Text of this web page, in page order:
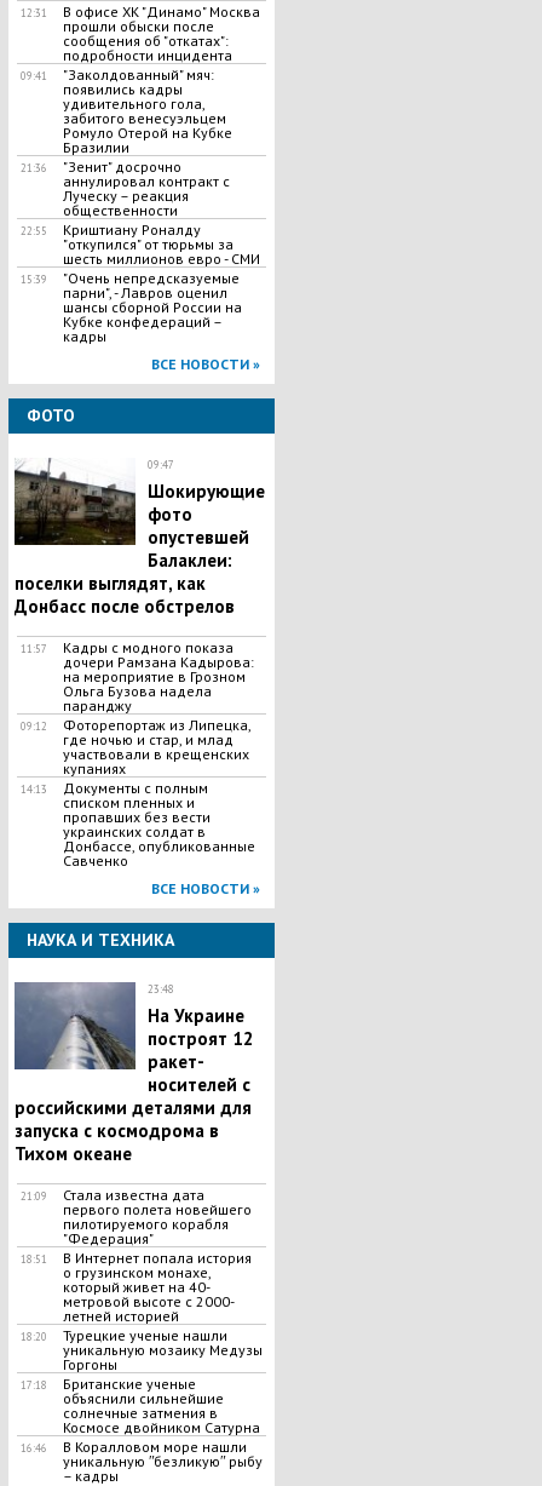
12:31
В офисе ХК "Динамо" Москва
прошли обыски после
сообщения об "откатах":
подробности инцидента
09:41
"Заколдованный" мяч:
появились кадры
удивительного гола,
забитого венесуэльцем
Ромуло Отерой на Кубке
Бразилии
21:36
"Зенит" досрочно
аннулировал контракт с
Луческу – реакция
общественности
22:55
Криштиану Роналду
"откупился" от тюрьмы за
шесть миллионов евро - СМИ
15:39
"Очень непредсказуемые
парни", - Лавров оценил
шансы сборной России на
Кубке конфедераций –
кадры
ВСЕ НОВОСТИ »
ФОТО
09:47
Шокирующие
фото
опустевшей
Балаклеи:
поселки выглядят, как
Донбасс после обстрелов
11:57
Кадры с модного показа
дочери Рамзана Кадырова:
на мероприятие в Грозном
Ольга Бузова надела
паранджу
09:12
Фоторепортаж из Липецка,
где ночью и стар, и млад
участвовали в крещенских
купаниях
14:13
Документы с полным
списком пленных и
пропавших без вести
украинских солдат в
Донбассе, опубликованные
Савченко
ВСЕ НОВОСТИ »
НАУКА И ТЕХНИКА
23:48
На Украине
построят 12
ракет-
носителей с
российскими деталями для
запуска с космодрома в
Тихом океане
21:09
Стала известна дата
первого полета новейшего
пилотируемого корабля
"Федерация"
18:51
В Интернет попала история
о грузинском монахе,
который живет на 40-
метровой высоте с 2000-
летней историей
18:20
Турецкие ученые нашли
уникальную мозаику Медузы
Горгоны
17:18
Британские ученые
объяснили сильнейшие
солнечные затмения в
Космосе двойником Сатурна
16:46
В Коралловом море нашли
уникальную ʺбезликуюʺ рыбу
– кадры